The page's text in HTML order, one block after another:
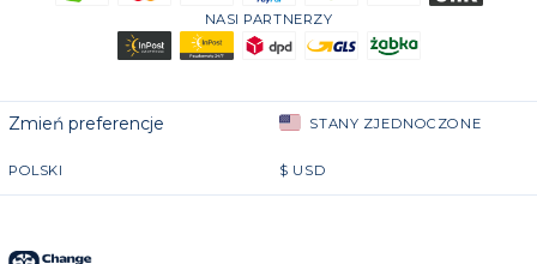
NASI PARTNERZY
Zmień preferencje STANY ZJEDNOCZONE
POLSKI $ USD